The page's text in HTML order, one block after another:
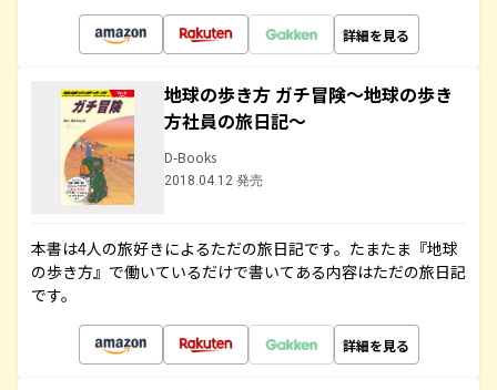
詳細を見る
地球の歩き方 ガチ冒険～地球の歩き
方社員の旅日記～
D-Books
2018.04.12 発売
本書は4人の旅好きによるただの旅日記です。たまたま『地球
の歩き方』で働いているだけで書いてある内容はただの旅日記
です。
詳細を見る